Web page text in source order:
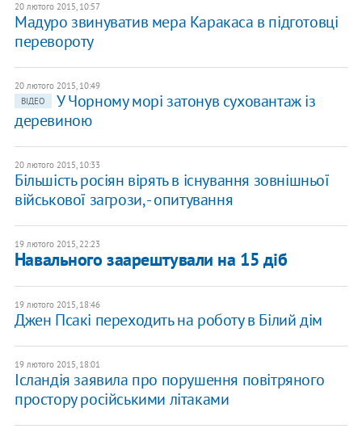
20 лютого 2015, 10:57
Мадуро звинуватив мера Каракаса в підготовці
перевороту
20 лютого 2015, 10:49
ВІДЕО
У Чорному морі затонув суховантаж із
деревиною
20 лютого 2015, 10:33
Більшість росіян вірять в існування зовнішньої
військової загрози, - опитування
19 лютого 2015, 22:23
Навального заарештували на 15 діб
19 лютого 2015, 18:46
Джен Псакі переходить на роботу в Білий дім
19 лютого 2015, 18:01
Ісландія заявила про порушення повітряного
простору російськими літаками